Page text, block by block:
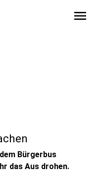
menu
Bürgerbus
das Aus drohen.